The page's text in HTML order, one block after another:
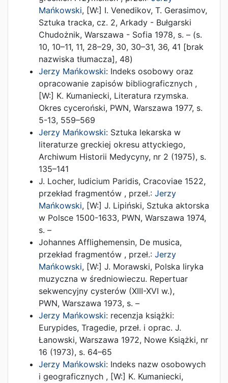
Mańkowski, [W:] I. Venedikov, T. Gerasimov,
Sztuka tracka, cz. 2, Arkady - Bułgarski
Chudożnik, Warszawa - Sofia 1978, s. – (s.
10, 10–11, 11, 28–29, 30, 30–31, 36, 41 [brak
nazwiska tłumacza], 48)
Jerzy Mańkowski: Indeks osobowy oraz
opracowanie zapisów bibliograficznych ,
[W:] K. Kumaniecki, Literatura rzymska.
Okres cyceroński, PWN, Warszawa 1977, s.
5-13, 559–569
Jerzy Mańkowski: Sztuka lekarska w
literaturze greckiej okresu attyckiego,
Archiwum Historii Medycyny, nr 2 (1975), s.
135–141
J. Locher, Iudicium Paridis, Cracoviae 1522,
przekład fragmentów , przeł.: Jerzy
Mańkowski, [W:] J. Lipiński, Sztuka aktorska
w Polsce 1500-1633, PWN, Warszawa 1974,
s. –
Johannes Afflighemensin, De musica,
przekład fragmentów , przeł.: Jerzy
Mańkowski, [W:] J. Morawski, Polska liryka
muzyczna w średniowieczu. Repertuar
sekwencyjny cysterów (XIII-XVI w.),
PWN, Warszawa 1973, s. –
Jerzy Mańkowski: recenzja książki:
Eurypides, Tragedie, przeł. i oprac. J.
Łanowski, Warszawa 1972, Nowe Książki, nr
16 (1973), s. 64–65
Jerzy Mańkowski: Indeks nazw osobowych
i geograficznych , [W:] K. Kumaniecki,